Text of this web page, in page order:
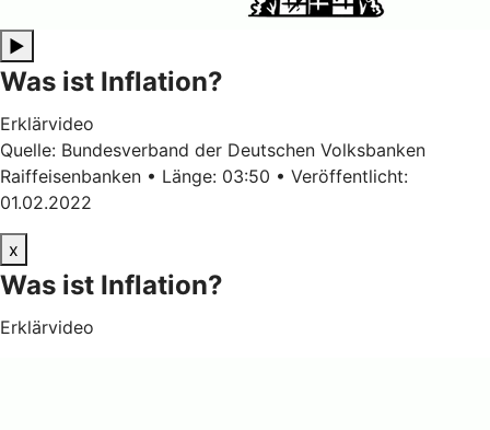
▶
Was ist Inflation?
Erklärvideo
Quelle: Bundesverband der Deutschen Volksbanken
Raiffeisenbanken • Länge: 03:50 • Veröffentlicht:
01.02.2022
x
Was ist Inflation?
Erklärvideo